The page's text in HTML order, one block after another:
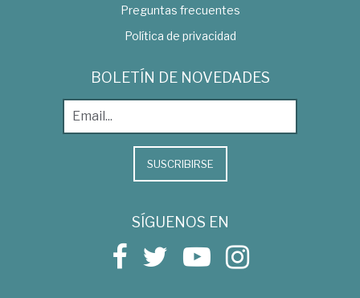
Preguntas frecuentes
Política de privacidad
BOLETÍN DE NOVEDADES
SUSCRIBIRSE
SÍGUENOS EN